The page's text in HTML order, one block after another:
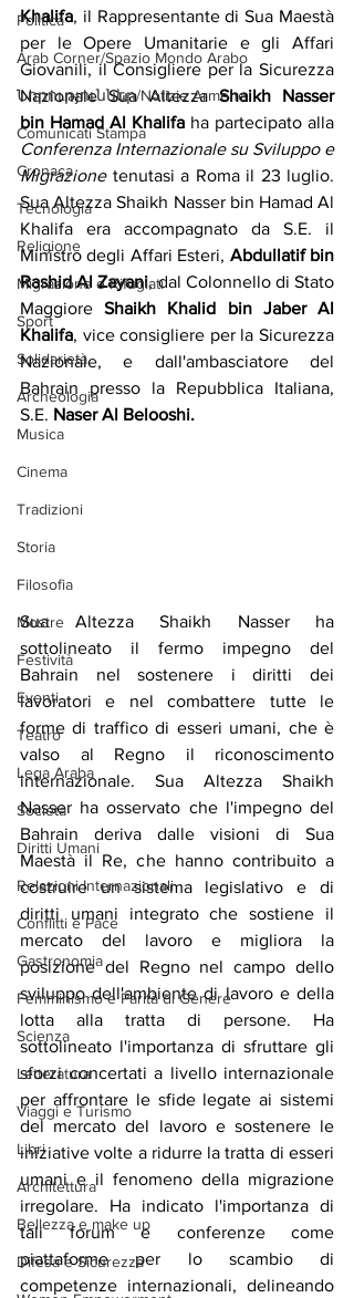
Politica
Arab Corner/Spazio Mondo Arabo
Նորություններ/Notizie Armene
Comunicati Stampa
Cronaca
Tecnologia
Religione
Migrazione e Rifugiati
Sport
Solidarietà
Archeologia
Musica
Cinema
Tradizioni
Storia
Filosofia
Mostre
Festività
Eventi
Teatro
Lega Araba
Società
Diritti Umani
Relazioni Internazionali
Conflitti e Pace
Gastronomia
Femminismo e Parità di Genere
Scienza
Letteratura
Viaggi e Turismo
Libri
Architettura
Bellezza e make up
Difesa e Sicurezza
Khalifa, il Rappresentante di Sua Maestà
per le Opere Umanitarie e gli Affari
Giovanili, il Consigliere per la Sicurezza
Nazionale Sua Altezza Shaikh Nasser
bin Hamad Al Khalifa
Conferenza Internazionale su Sviluppo e
Migrazione tenutasi a Roma il 23 luglio.
Sua Altezza Shaikh Nasser bin Hamad Al
Khalifa era accompagnato da S.E. il
Ministro degli Affari Esteri, Abdullatif bin
Rashid Al Zayani, dal Colonnello di Stato
Maggiore Shaikh Khalid bin Jaber Al
Khalifa, vice consigliere per la Sicurezza
Nazionale, e dall'ambasciatore del
Bahrain presso la Repubblica Italiana,
S.E. Naser Al Belooshi.
Sua Altezza Shaikh Nasser ha
sottolineato il fermo impegno del
Bahrain nel sostenere i diritti dei
lavoratori e nel combattere tutte le
forme di traffico di esseri umani, che è
valso al Regno il riconoscimento
internazionale. Sua Altezza Shaikh
Nasser ha osservato che l'impegno del
Bahrain deriva dalle visioni di Sua
Maestà il Re, che hanno contribuito a
costruire un sistema legislativo e di
diritti umani integrato che sostiene il
mercato del lavoro e migliora la
posizione del Regno nel campo dello
sviluppo dell'ambiente di lavoro e della
lotta alla tratta di persone. Ha
sottolineato l'importanza di sfruttare gli
sforzi concertati a livello internazionale
per affrontare le sfide legate ai sistemi
del mercato del lavoro e sostenere le
iniziative volte a ridurre la tratta di esseri
umani e il fenomeno della migrazione
irregolare. Ha indicato l'importanza di
tali forum e conferenze come
piattaforme per lo scambio di
competenze internazionali, delineando